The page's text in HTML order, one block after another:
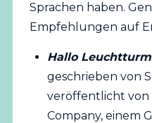
Sprachen haben.
Empfehlungen auf
Hallo Leuchtturm
geschrieben von
veröffentlicht von
Company, einem